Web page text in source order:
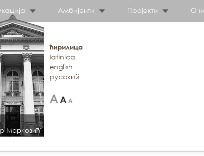
Амбијенти Пројекти О
Марковић"
ћирилица
latinica
english
русский